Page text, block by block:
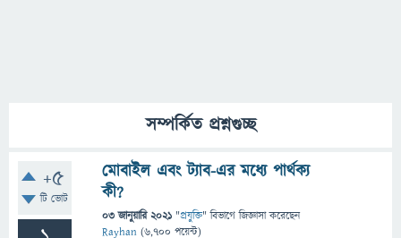
সম্পর্কিত প্রশ্নগুচ্ছ
+5
টি ভোট
মোবাইল এবং ট্যাব-এর মধ্যে পার্থক্য
কী?
03 জানুয়ারি 2021 "প্রযুক্তি" বিভাগে জিজ্ঞাসাকরেছেন
Rayhan (6,700 পয়েন্ট)